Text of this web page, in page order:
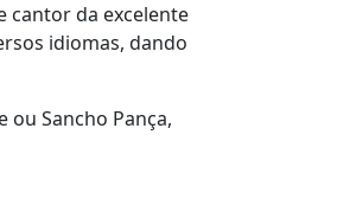
cantor da excelente
idiomas, dando
ou Sancho Pança,